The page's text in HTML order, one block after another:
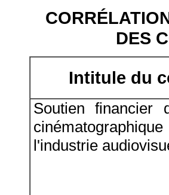
DES
Intitule du
Soutien financier
l'industrie